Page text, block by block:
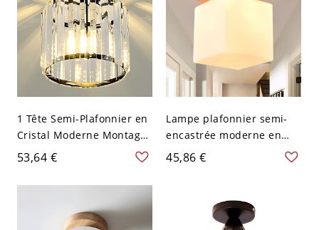
1 Tête Semi-Plafonnier en
Cristal Moderne Montage
Semi-Encastré pour
Couloir - 110 V-120 V Noir
Cylindre
53,64 €
Lampe plafonnier semi-
encastrée moderne en
verre blanc avec cube et 1
ampoule, support en bois
45,86 €